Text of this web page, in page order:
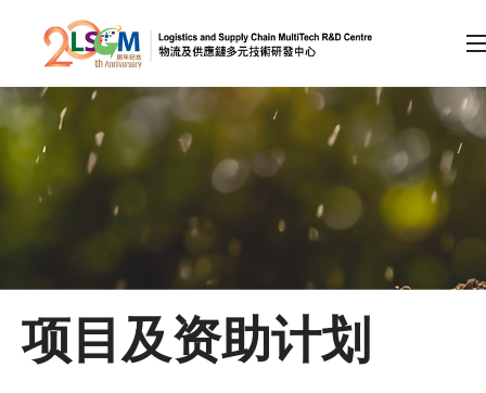
跳到内容（按回车键）
会员登录
A A EN 繁 简
主页
关于LSCM
项目及资助计划